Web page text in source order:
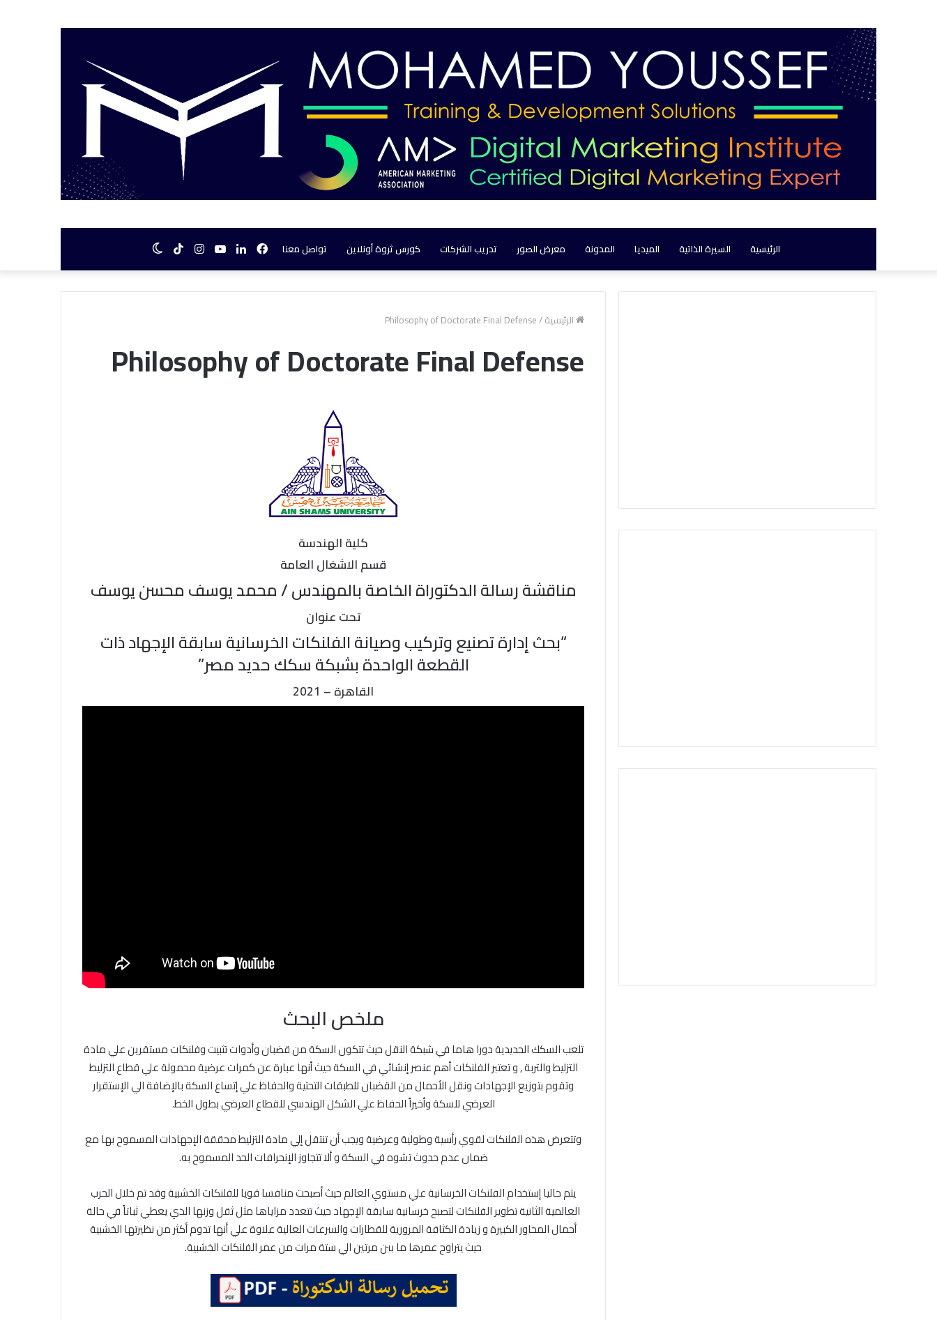
الرئيسية السيرة الذاتية الميديا المدونة معرض الصور تدريب الشركات كورس ثروة أونلاين تواصل معنا
المظلم
TikTok
انستقرام يوتيوب لينكدإنفيسبوك
الرئيسية/
Philosophy of Doctorate Final Defense
Philosophy of Doctorate Final Defense
كلية الهندسة
قسم الاشغال العامة
مناقشة رسالة الدكتوراة الخاصة بالمهندس / محمد يوسف محسن يوسف
تحت عنوان
“بحث إدارة تصنيع وتركيب وصيانة الفلنكات الخرسانية سابقة الإجهاد ذات
القطعة الواحدة بشبكة سكك حديد مصر”
القاهرة – 2021
ملخص البحث
تلعب السكك الحديدية دورا هاما في شبكة النقل حيث تتكون السكة من قضبان وأدوات تثبيت وفلنكات مستقرين علي مادة
التزليط والتربة , و تعتبر الفلنكات أهم عنصر إنشائي في السكة حيث أنها عبارة عن كمرات عرضية محمولة علي قطاع التزليط
وتقوم بتوزيع الإجهادات ونقل الأحمال من القضبان للطبقات التحتية والحفاظ علي إتساع السكة بالإضافة الي الإستقرار
العرضي للسكة وأخيراً الحفاظ علي الشكل الهندسي للقطاع العرضي بطول الخط.
وتتعرض هذه الفلنكات لقوي رأسية وطولية وعرضية ويجب أن تنتقل إلي مادة التزليط محققة الإجهادات المسموح بها مع
ضمان عدم حدوث تشوه في السكة و ألا تتجاوز الإنحرافات الحد المسموح به.
يتم حاليا إستخدام الفلنكات الخرسانية علي مستوي العالم حيث أصبحت منافسا قويا للفلنكات الخشبية وقد تم خلال الحرب
العالمية الثانية تطوير الفلنكات لتصبح خرسانية سابقة الإجهاد حيث تتعدد مزاياها مثل ثقل وزنها الذي يعطي ثباتاً في حالة
أحمال المحاور الكبيرة و زيادة الكثافة المرورية للقطارات والسرعات العالية علاوة علي أنها تدوم أكثر من نظيرتها الخشبية
حيث يتراوح عمرها ما بين مرتين الي ستة مرات من عمر الفلنكات الخشبية.